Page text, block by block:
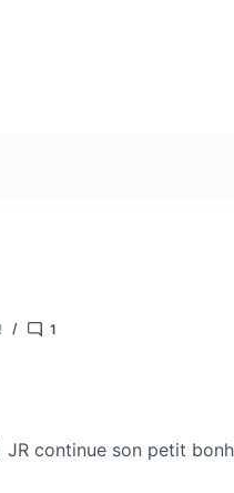
1
JR continue son petit